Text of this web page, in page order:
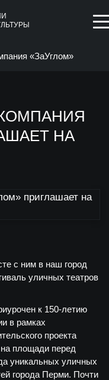
«ЗаУглом»
НА
с ним в наш город
уличных театров
к 150-летию
в рамках
проекта
площади перед
уникальных уличных
города Перми. Почти